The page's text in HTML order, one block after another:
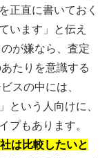
正直に書いておく
います」と伝え
が嫌なら、査定
たりを意識する
スの中には、
という人向けに、
プもあります。
は比較したいと